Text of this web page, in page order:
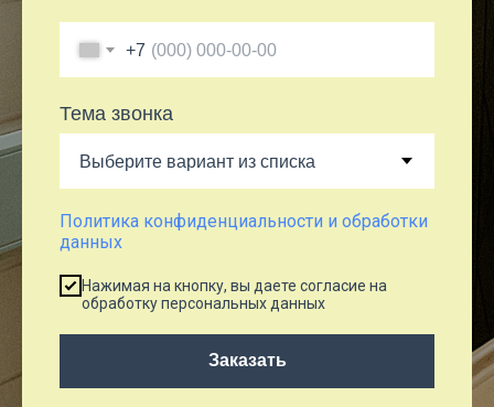
+7
Тема звонка
Политика конфиденциальности и обработки
данных
Нажимая на кнопку, вы даете согласие на
обработку персональных данных
Заказать